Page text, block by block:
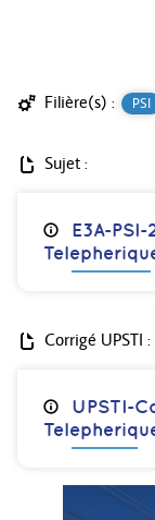
Filière(s) : PSI
Sujet :
E3A-PSI-
Corrigé UPSTI :
UPSTI-